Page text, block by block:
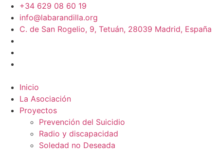
+34 629 08 60 19
info@labarandilla.org
C. de San Rogelio, 9, Tetuán, 28039 Madrid, España
Inicio
La Asociación
Proyectos
Prevención del Suicidio
Radio y discapacidad
Soledad no Deseada